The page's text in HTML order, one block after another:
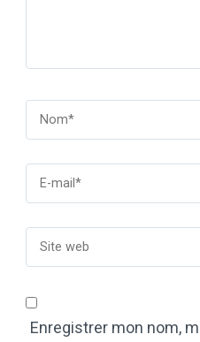
Enregistrer mon nom,